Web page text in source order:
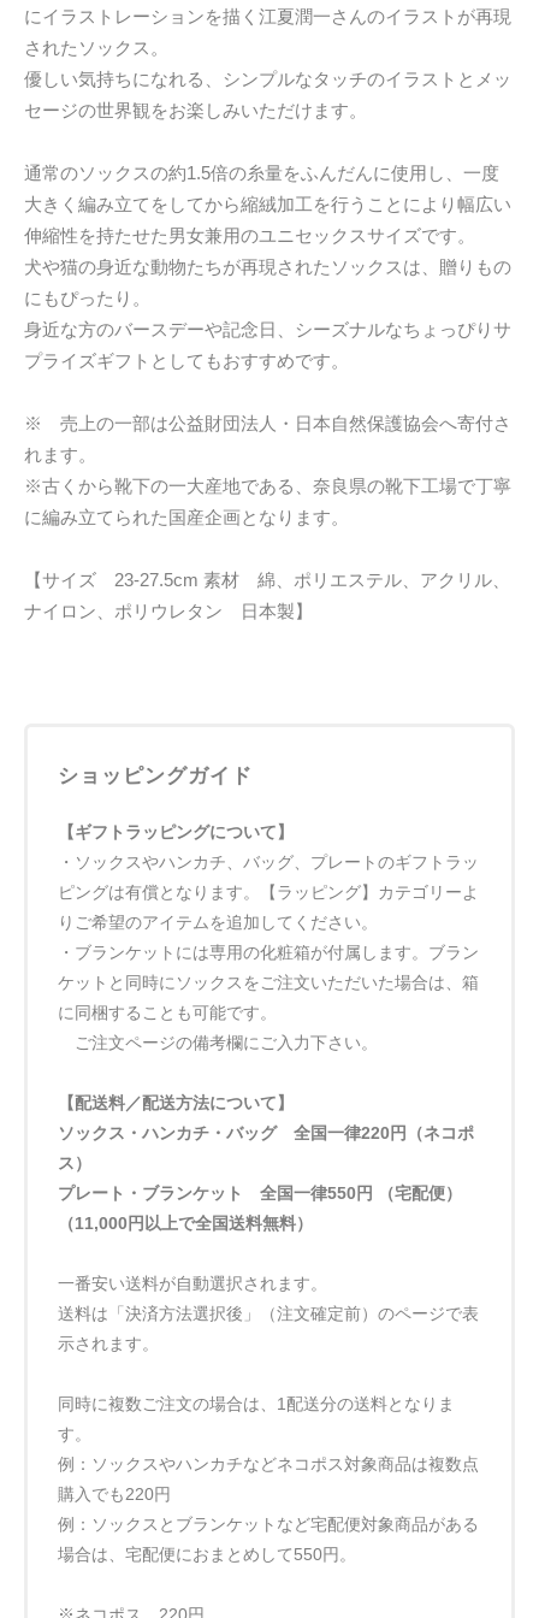
にイラストレーションを描く江夏潤一さんのイラストが再現
されたソックス。
優しい気持ちになれる、シンプルなタッチのイラストとメッ
セージの世界観をお楽しみいただけます。
通常のソックスの約1.5倍の糸量をふんだんに使用し、一度
大きく編み立てをしてから縮絨加工を行うことにより幅広い
伸縮性を持たせた男女兼用のユニセックスサイズです。
犬や猫の身近な動物たちが再現されたソックスは、贈りもの
にもぴったり。
身近な方のバースデーや記念日、シーズナルなちょっぴりサ
プライズギフトとしてもおすすめです。
※ 売上の一部は公益財団法人・日本自然保護協会へ寄付さ
れます。
※古くから靴下の一大産地である、奈良県の靴下工場で丁寧
に編み立てられた国産企画となります。
【サイズ 23-27.5cm 素材 綿、ポリエステル、アクリル、
ナイロン、ポリウレタン 日本製】
ショッピングガイド
【ギフトラッピングについて】
・ソックスやハンカチ、バッグ、プレートのギフトラッ
ピングは有償となります。【ラッピング】カテゴリーよ
りご希望のアイテムを追加してください。
・ブランケットには専用の化粧箱が付属します。ブラン
ケットと同時にソックスをご注文いただいた場合は、箱
に同梱することも可能です。
ご注文ページの備考欄にご入力下さい。
【配送料／配送方法について】
ソックス・ハンカチ・バッグ 全国一律220円（ネコポ
ス）
プレート・ブランケット 全国一律550円 （宅配便）
（11,000円以上で全国送料無料）
一番安い送料が自動選択されます。
送料は「決済方法選択後」（注文確定前）のページで表
示されます。
同時に複数ご注文の場合は、1配送分の送料となりま
す。
例：ソックスやハンカチなどネコポス対象商品は複数点
購入でも220円
例：ソックスとブランケットなど宅配便対象商品がある
場合は、宅配便におまとめして550円。
※ネコポス 220円